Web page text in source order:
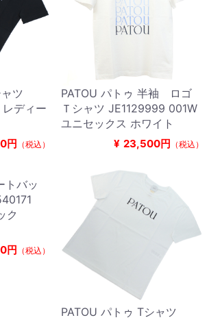
ツ
ディー
円 （税込）
PATOU パトゥ 半袖 ロゴ
Ｔシャツ JE1129999 001W
ユニセックス ホワイト
¥ 23,500円 （税込）
トバッ
ク
円 （税込）
PATOU パトゥ Tシャツ